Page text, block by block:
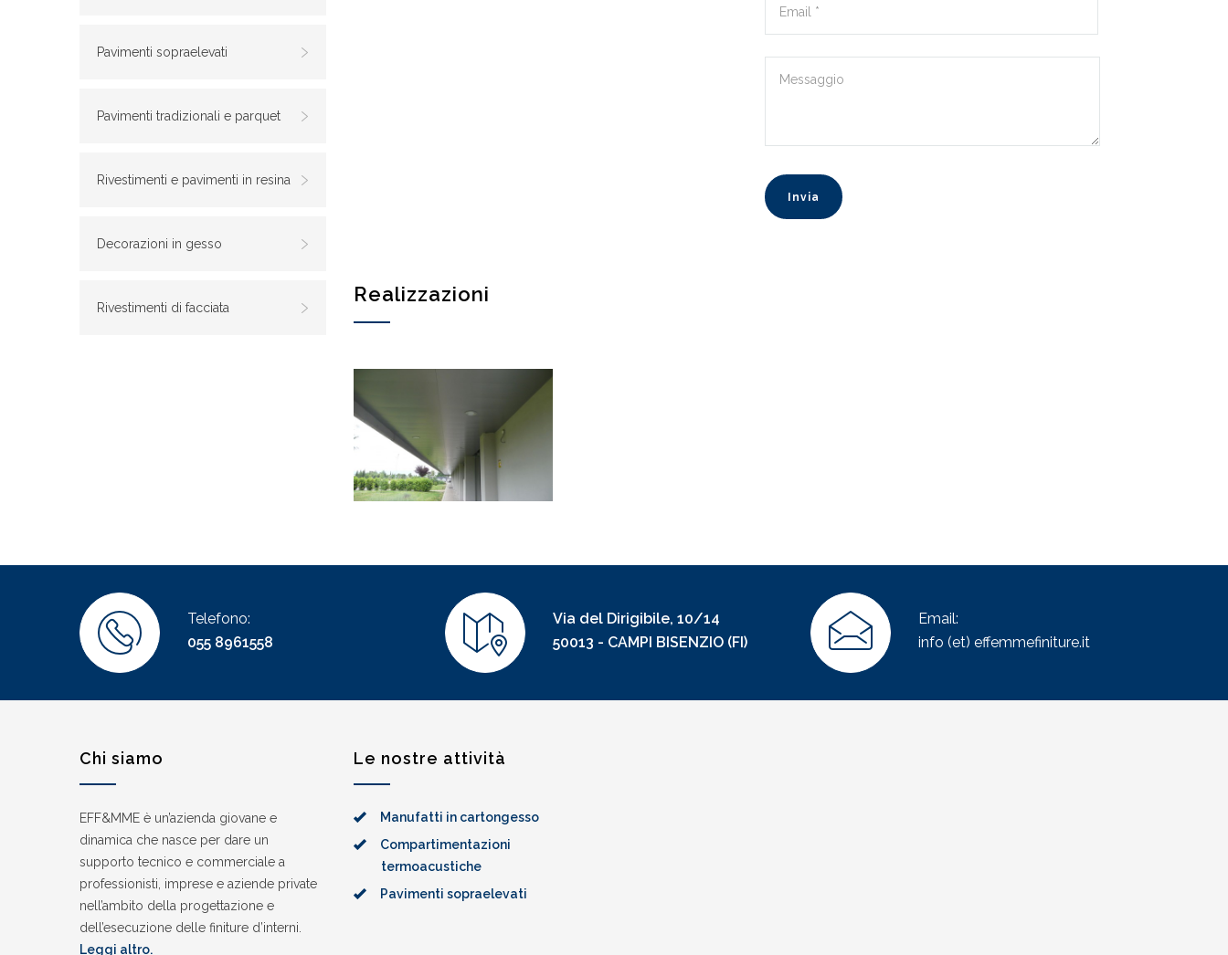
Pavimenti sopraelevati
Pavimenti tradizionali e parquet
Rivestimenti e pavimenti in resina
Decorazioni in gesso
Rivestimenti di facciata
Realizzazioni
VEDI DETTAGLI
Telefono:
055 8961558
Via del Dirigibile, 10/14
50013 - CAMPI BISENZIO (FI)
Email:
info (et) effemmefiniture.it
Chi siamo
EFF&MME è un’azienda giovane e
dinamica che nasce per dare un
supporto tecnico e commerciale a
professionisti, imprese e aziende private
nell’ambito della progettazione e
dell’esecuzione delle finiture d’interni.
Leggi altro.
Le nostre attività
Manufatti in cartongesso
Compartimentazioni
termoacustiche
Pavimenti sopraelevati